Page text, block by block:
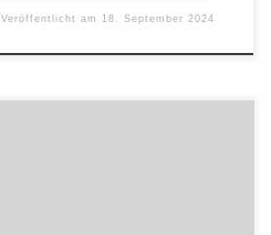
Veröffentlicht am 18. September 2024